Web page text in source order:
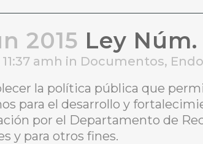
2015 Ley
amh in Documentos,
la política pública que
para el desarrollo y
por el Departamento de
y para otros fines.